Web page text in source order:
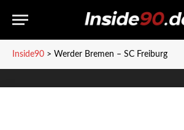
Inside90 > Werder Bremen – SC Freiburg